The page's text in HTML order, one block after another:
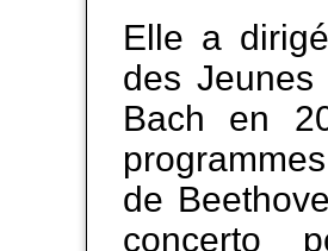
Elle a
des
Bach en
de
concerto